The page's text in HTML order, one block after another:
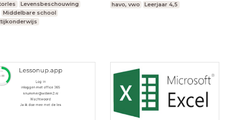
Levensbeschouwing
Middelbare school
havo, vwo
Leerjaar 4,5